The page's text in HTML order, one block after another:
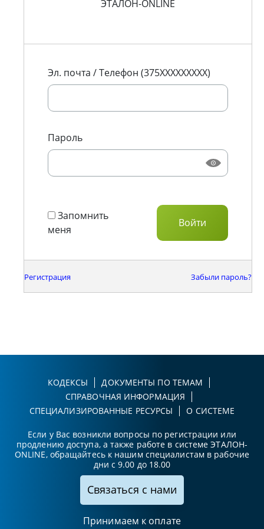
ЭТАЛОН-ONLINE
Эл. почта / Телефон (375XXXXXXXXX)
Пароль
Запомнить
меня
Регистрация Забыли пароль?
КОДЕКСЫ
ДОКУМЕНТЫ ПО ТЕМАМ
СПРАВОЧНАЯ ИНФОРМАЦИЯ
СПЕЦИАЛИЗИРОВАННЫЕ РЕСУРСЫ
О СИСТЕМЕ
Если у Вас возникли вопросы по регистрации или
продлению доступа, а также работе в системе ЭТАЛОН-
ONLINE, обращайтесь к нашим специалистам в рабочие
дни с 9.00 до 18.00
Связаться с нами
Принимаем к оплате